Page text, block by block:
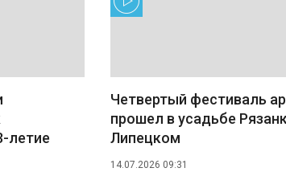
летие
Четвертый фестиваль
прошел в усадьбе
Липецком
14.07.2026 09:31